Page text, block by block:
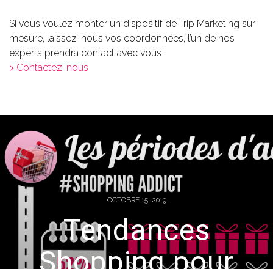
Si vous voulez monter un dispositif de Trip Marketing sur
mesure, laissez-nous vos coordonnées, l’un de nos
experts prendra contact avec vous :
> Contactez-nous
OCTOBRE 15, 2019
Tendances